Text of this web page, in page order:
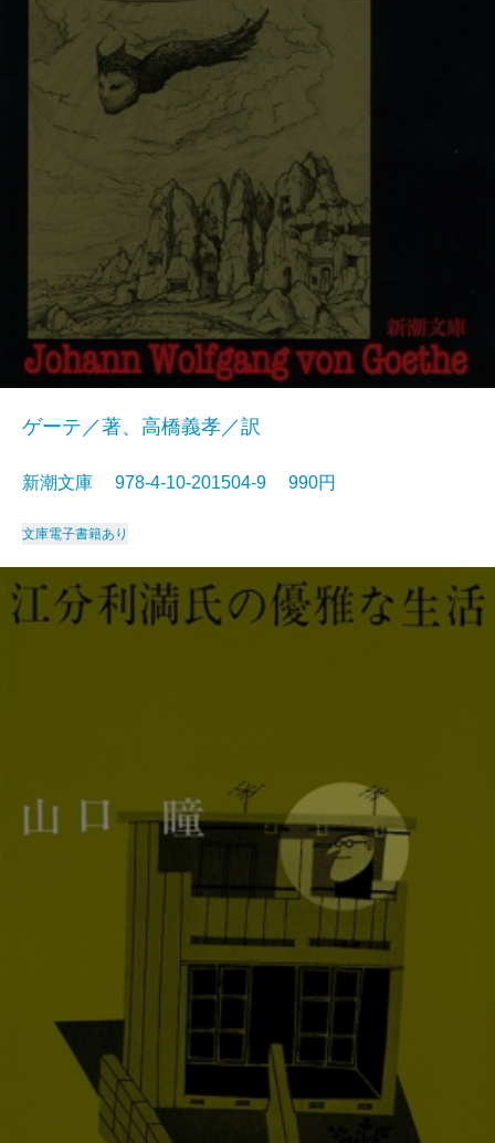
ゲーテ／著、高橋義孝／訳
新潮文庫 978-4-10-201504-9 990円
文庫電子書籍あり